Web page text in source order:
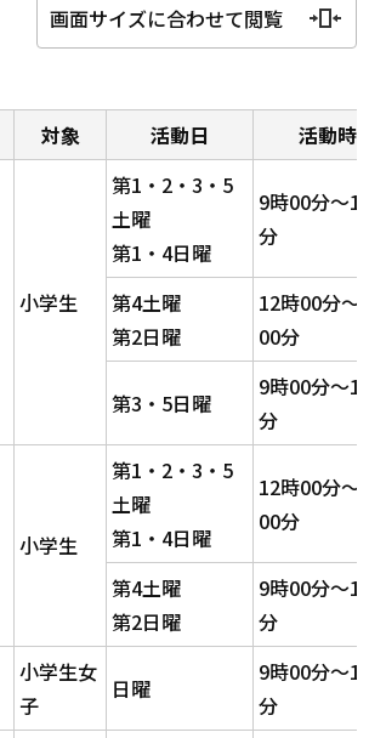
画面サイズに合わせて閲覧
対象 活動日 活動時
小学生
第1・2・3・5
土曜
第1・4日曜
9時00分～
分
第4土曜
第2日曜
12時00分～
00分
第3・5日曜
9時00分～
分
小学生
第1・2・3・5
土曜
第1・4日曜
12時00分～
00分
第4土曜
第2日曜
9時00分～
分
小学生女
子
日曜
9時00分～
分